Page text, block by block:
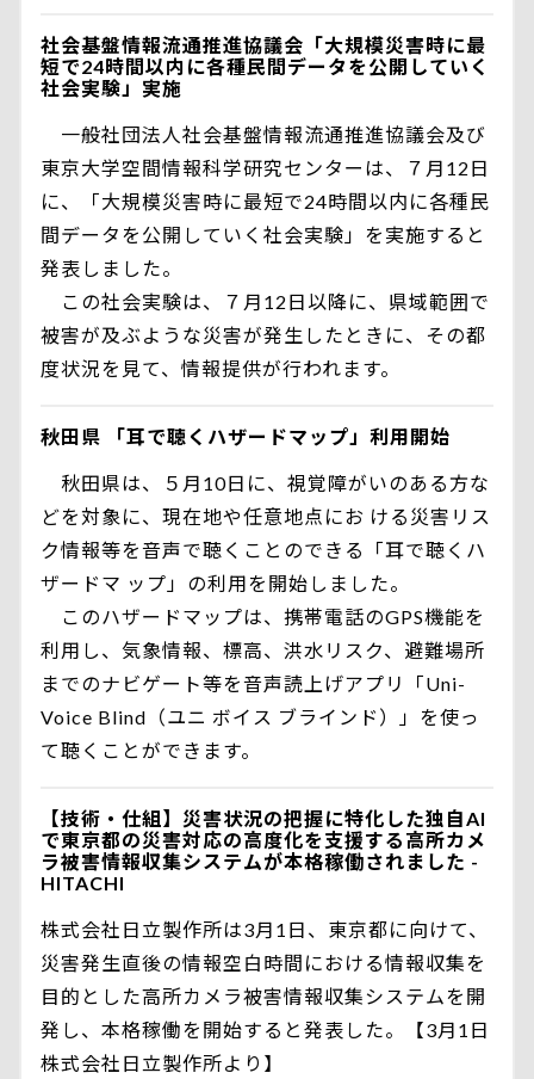
社会基盤情報流通推進協議会「大規模災害時に最
短で24時間以内に各種民間データを公開していく
社会実験」実施
一般社団法人社会基盤情報流通推進協議会及び
東京大学空間情報科学研究センターは、７月12日
に、「大規模災害時に最短で24時間以内に各種民
間データを公開していく社会実験」を実施すると
発表しました。
この社会実験は、７月12日以降に、県域範囲で
被害が及ぶような災害が発生したときに、その都
度状況を見て、情報提供が行われます。
秋田県 「耳で聴くハザードマップ」利用開始
秋田県は、５月10日に、視覚障がいのある方な
どを対象に、現在地や任意地点にお ける災害リス
ク情報等を音声で聴くことのできる「耳で聴くハ
ザードマ ップ」の利用を開始しました。
このハザードマップは、携帯電話のGPS機能を
利用し、気象情報、標高、洪水リスク、避難場所
までのナビゲート等を音声読上げアプリ「Uni-
Voice Blind（ユニ ボイス ブラインド）」を使っ
て聴くことができます。
【技術・仕組】災害状況の把握に特化した独自AI
で東京都の災害対応の高度化を支援する高所カメ
ラ被害情報収集システムが本格稼働されました -
HITACHI
株式会社日立製作所は3月1日、東京都に向けて、
災害発生直後の情報空白時間における情報収集を
目的とした高所カメラ被害情報収集システムを開
発し、本格稼働を開始すると発表した。【3月1日
株式会社日立製作所より】